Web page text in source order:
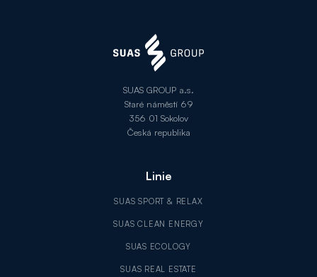
SUAS GROUP a.s.
Staré náměstí 69
356 01 Sokolov
Česká republika
Linie
SUAS SPORT & RELAX
SUAS CLEAN ENERGY
SUAS ECOLOGY
SUAS REAL ESTATE